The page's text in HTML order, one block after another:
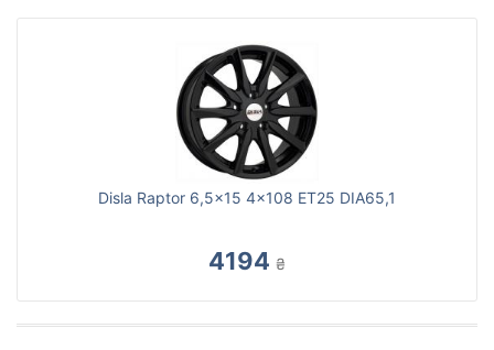
Disla Raptor 6,5x15 4x108 ET25 DIA65,1
4194 ₴